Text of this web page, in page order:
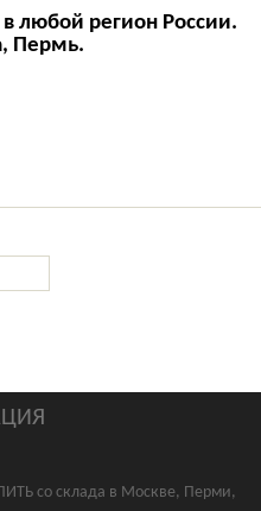
в любой регион России.
Пермь.
со склада в Москве, Перми,